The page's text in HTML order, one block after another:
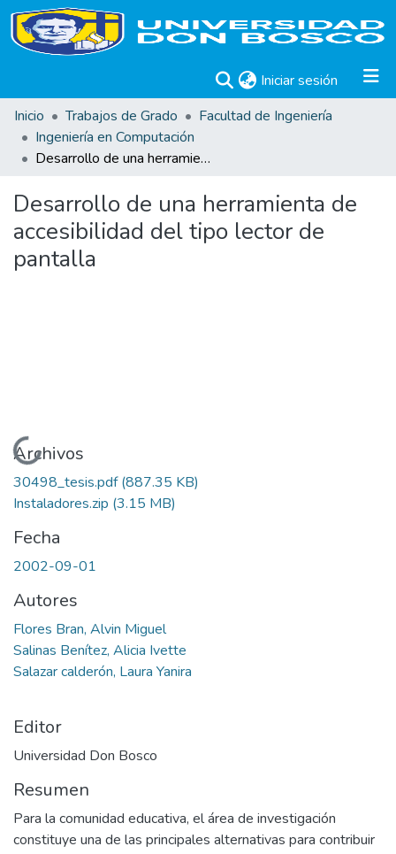
Iniciar sesión (current)
Inicio
Trabajos de Grado
Facultad de Ingeniería
Ingeniería en Computación
Desarrollo de una herramienta de accesibilidad del tipo lector de pantalla
Desarrollo de una herramienta de
accesibilidad del tipo lector de
pantalla
Cargando...
Archivos
30498_tesis.pdf(887.35 KB)
Instaladores.zip (3.15 MB)
Fecha
2002-09-01
Autores
Flores Bran, Alvin Miguel
Salinas Benítez, Alicia Ivette
Salazar calderón, Laura Yanira
Editor
Universidad Don Bosco
Resumen
Para la comunidad educativa, el área de investigación
constituye una de las principales alternativas para contribuir